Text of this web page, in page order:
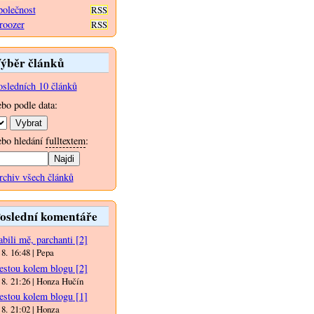
RSS
RSS
článků
10 článků
podle data:
hledání fulltextem:
všech článků
komentáře
mě, parchanti[2]
16:48 | Pepa
kolem blogu[2]
21:26 | Honza Hučín
kolem blogu[1]
21:02 | Honza